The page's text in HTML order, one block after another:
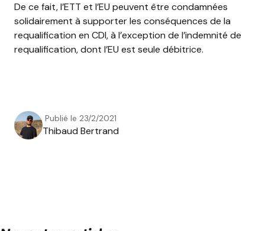
De ce fait, l’ETT et l’EU peuvent être condamnées
solidairement à supporter les conséquences de la
requalification en CDI, à l’exception de l’indemnité de
requalification, dont l’EU est seule débitrice.
Publié le 23/2/2021
Thibaud Bertrand